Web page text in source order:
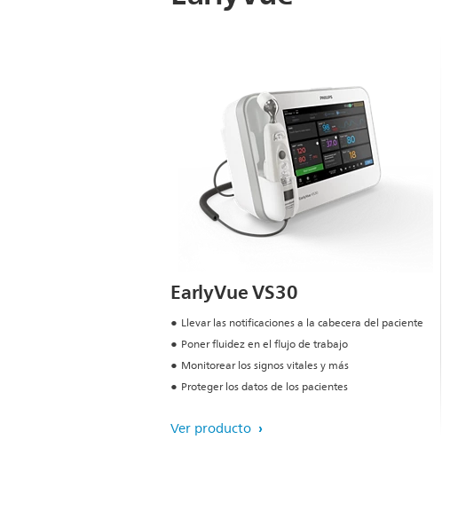
EarlyVue VS30
Llevar las notificaciones a la cabecera del paciente
Poner fluidez en el flujo de trabajo
Monitorear los signos vitales y más
Proteger los datos de los pacientes
Ver producto